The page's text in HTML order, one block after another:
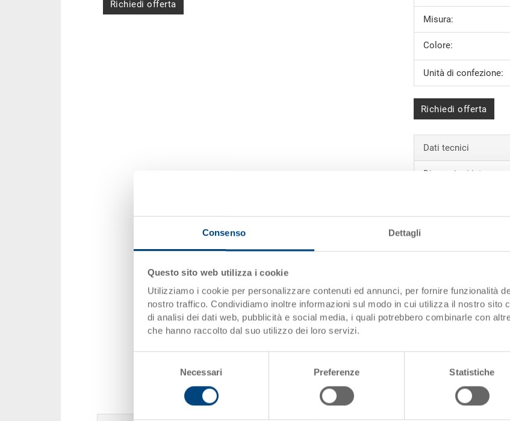
Consenso Dettagli
Questo sito web utilizza i cookie
Utilizziamo i cookie per personalizzare contenuti ed annunci, per fornire funzionalità
nostro traffico. Condividiamo inoltre informazioni sul modo in cui utilizza il nostro sito
di analisi dei dati web, pubblicità e social media, i quali potrebbero combinarle con
che hanno raccolto dal suo utilizzo dei loro servizi.
Necessari Preferenze Statistiche
Richiedi offerta
Misura:
Colore:
Unità di confezione:
Richiedi offerta
Dati tecnici
Dimensioni interne
Pareti laterali
Impugnature
Cassetta SILAFIX
superficiale 10^4 -
305x180x187 mm,